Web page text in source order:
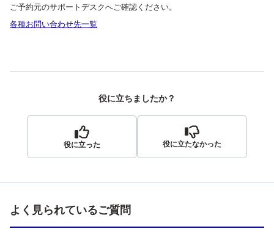
ご予約元のサポートデスクへご確認ください。
各種お問い合わせ先一覧
役に立ちましたか？
役に立った 役に立たなかった
よく見られているご質問